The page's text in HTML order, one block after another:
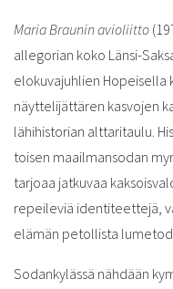
Maria Braunin avioliitto
allegorian koko Länsi-
elokuvajuhlien Hopeisella
näyttelijättären kasvojen
lähihistorian alttaritaulu.
toisen maailmansodan
tarjoaa jatkuvaa
repeileviä identiteettejä,
elämän petollista
Sodankylässä nähdään